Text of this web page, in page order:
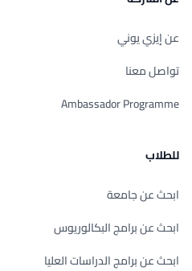
عن إيزي يوني
تواصل معنا
Ambassador Programme
للطلاب
ابحث عن جامعة
ابحث عن برامج البكالوريوس
ابحث عن برامج الدراسات العليا